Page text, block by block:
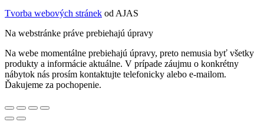
Tvorba webových stránek od AJAS
Na webstránke práve prebiehajú úpravy
Na webe momentálne prebiehajú úpravy, preto nemusia byť všetky
produkty a informácie aktuálne. V prípade záujmu o konkrétny
nábytok nás prosím kontaktujte telefonicky alebo e-mailom.
Ďakujeme za pochopenie.